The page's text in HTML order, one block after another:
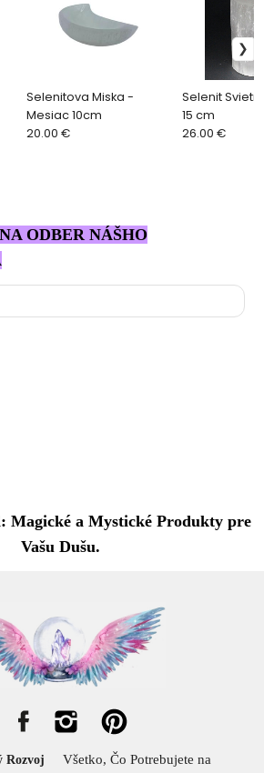
Selenitova Miska -
Mesiac 10cm
20.00 €
Selenit
15 cm
26.00 €
ODBER NÁŠHO
Magické a Mystické Produkty pre
Vašu Dušu.
Rozvoj
Všetko, Čo Potrebujete na